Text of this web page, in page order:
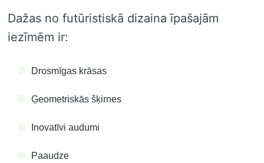
Dažas no futūristiskā dizaina īpašajām
iezīmēm ir:
Drosmīgas krāsas
Ģeometriskās šķirnes
Inovatīvi audumi
Paaudze